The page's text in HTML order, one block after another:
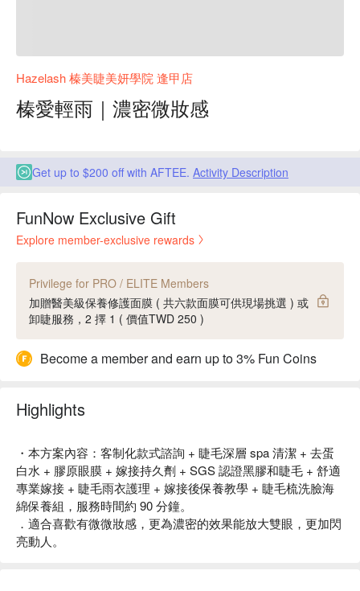
Hazelash 榛美睫美妍學院 逢甲店
榛愛輕雨｜濃密微妝感
Get up to $200 off with AFTEE. Activity Description
FunNow Exclusive Gift
Explore member-exclusive rewards
Privilege for PRO / ELITE Members
加贈醫美級保養修護面膜 ( 共六款面膜可供現場挑選 ) 或
卸睫服務，2 擇 1 ( 價值TWD 250 )
Become a member and earn up to 3% Fun Coins
Highlights
・本方案內容：客制化款式諮詢 + 睫毛深層 spa 清潔 + 去蛋
白水 + 膠原眼膜 + 嫁接持久劑 + SGS 認證黑膠和睫毛 + 舒適
專業嫁接 + 睫毛雨衣護理 + 嫁接後保養教學 + 睫毛梳洗臉海
綿保養組，服務時間約 90 分鐘。
．適合喜歡有微微妝感，更為濃密的效果能放大雙眼，更加閃
亮動人。